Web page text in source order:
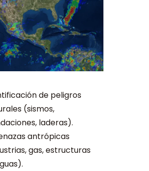
de peligros
(sismos,
laderas).
antrópicas
gas, estructuras